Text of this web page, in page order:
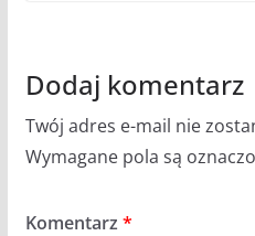
Dodaj komentarz
Twój adres e-mail nie
Wymagane pola są
Komentarz *